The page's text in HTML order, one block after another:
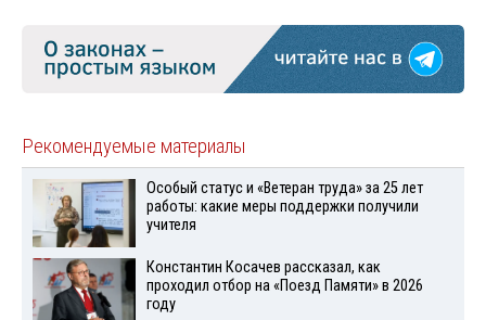
Рекомендуемые материалы
Особый статус и «Ветеран труда» за 25 лет
работы: какие меры поддержки получили
учителя
Константин Косачев рассказал, как
проходил отбор на «Поезд Памяти» в 2026
году